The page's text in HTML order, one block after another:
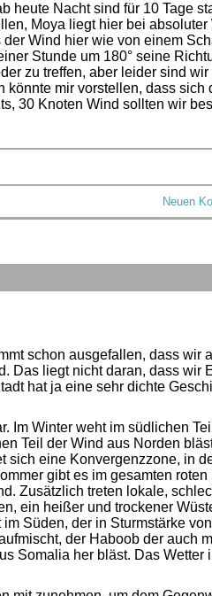
heute Nacht sind für 10 Tage
Moya liegt hier bei absoluter
Wind hier wie von einem
Stunde um 180° seine
zu treffen, aber leider sind
könnte mir vorstellen, dass sich
30 Knoten Wind sollten wir
Neuen
schon ausgefallen, dass wir
Das liegt nicht daran, dass wir
hat ja eine sehr dichte
Im Winter weht im südlichen
Teil der Wind aus Norden
sich eine Konvergenzzone, in
gibt es im gesamten roten
Zusätzlich treten lokale,
ein heißer und trockener
Süden, der in Sturmstärke
der Haboob der auch
Somalia her bläst. Das Wetter